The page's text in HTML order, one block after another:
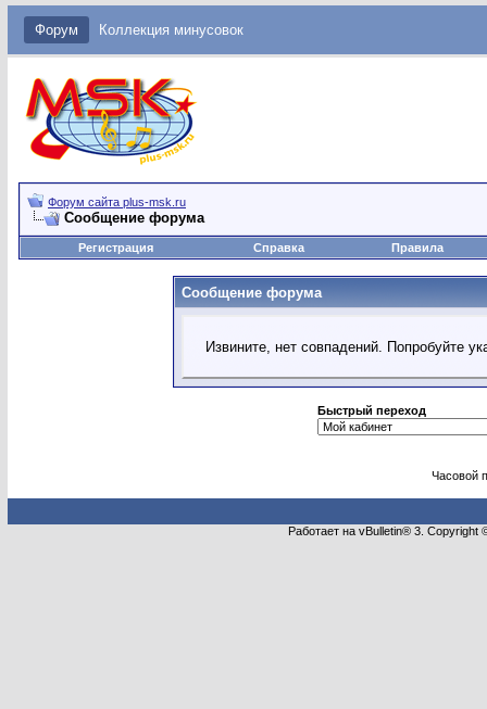
Форум Коллекция минусовок
Форум сайта plus-msk.ru
Сообщение форума
Регистрация Справка Правила
Сообщение форума
Извините, нет совпадений. Попробуйте
Быстрый переход
Часовой
Работает на vBulletin® 3.